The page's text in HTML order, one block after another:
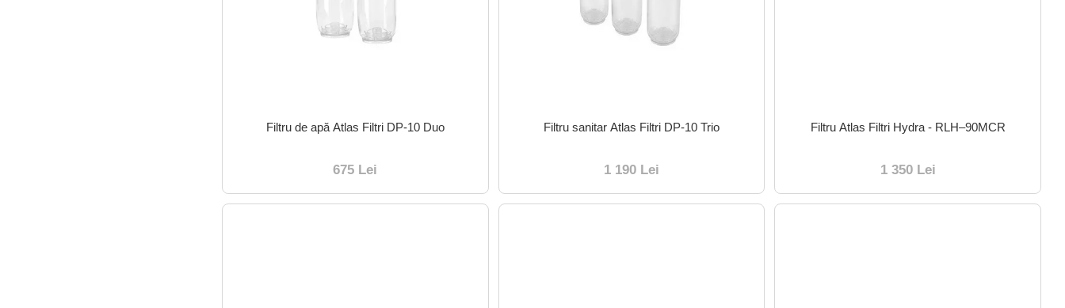
Filtru de apă Atlas Filtri DP-10 Duo
675 Lei
Filtru sanitar Atlas Filtri DP-10 Trio
1 190 Lei
Filtru Atlas Filtri Hydra - RLH–90MCR
1 350 Lei